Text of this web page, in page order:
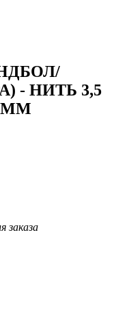
- НИТЬ 3,5
ММ
заказа